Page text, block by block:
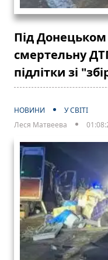
Під
смертельну
підлітки зі
НОВИНИ
У СВІТІ
Леся Матвеева